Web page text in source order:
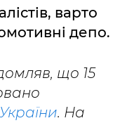
варто
депо.
що 15
. На